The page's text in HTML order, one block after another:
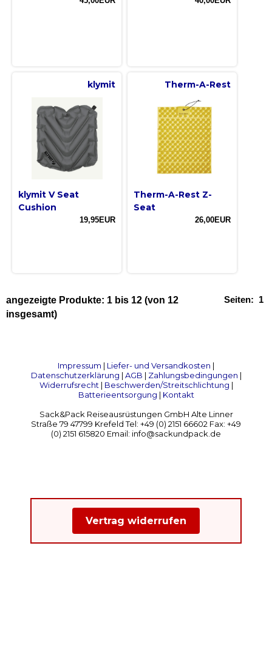
klymit
klymit V Seat
Cushion
19,95EUR
Therm-A-Rest
Therm-A-Rest Z-
Seat
26,00EUR
Seiten: 1
angezeigte Produkte: 1 bis 12 (von 12
insgesamt)
Impressum | Liefer- und Versandkosten |
Datenschutzerklärung | AGB | Zahlungsbedingungen |
Widerrufsrecht | Beschwerden/Streitschlichtung |
Batterieentsorgung | Kontakt
Sack&Pack Reiseausrüstungen GmbH Alte Linner
Straße 79 47799 Krefeld Tel: +49 (0) 2151 66602 Fax: +49
(0) 2151 615820 Email: info@sackundpack.de
Vertrag widerrufen